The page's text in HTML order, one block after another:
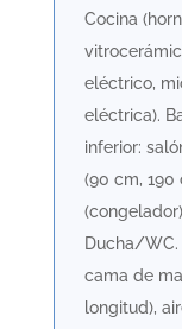
Cocina
eléctrico,
eléctrica).
inferior:
(90 cm, 190
Ducha/WC.
cama de
longitud),